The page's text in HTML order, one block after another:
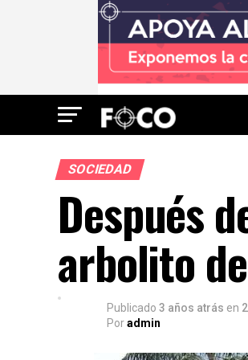
SOCIEDAD
Después
arbolito
Publicado 3 años atrás en
Poradmin